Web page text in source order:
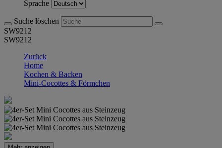
Sprache
Suche löschen
SW9212
SW9212
Zurück
Home
Kochen & Backen
Mini-Cocottes & Förmchen